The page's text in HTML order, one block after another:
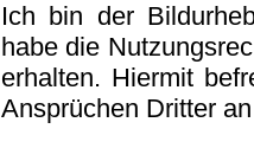
Ich bin der
habe die
erhalten. Hiermit
Ansprüchen Dritter